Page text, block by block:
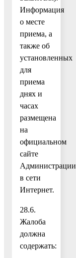
Информация
о месте
приема, а
также об
установленных
для
приема
днях и
часах
размещена
на
официальном
сайте
Администрации
в сети
Интернет.
28.6.
Жалоба
должна
содержать: